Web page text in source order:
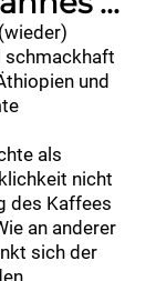
schmackhaft
und
als
nicht
des Kaffees
an anderer
sich der